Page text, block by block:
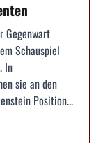
Gegenwart
Schauspiel
In
sie an den
Position...